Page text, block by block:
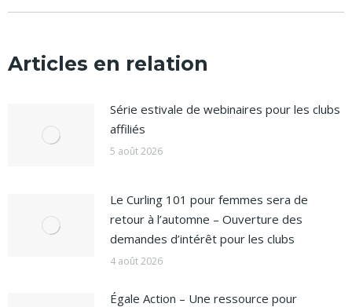
Articles en relation
Série estivale de webinaires pour les clubs
affiliés
5 août 2026
Le Curling 101 pour femmes sera de
retour à l’automne – Ouverture des
demandes d’intérêt pour les clubs
4 août 2026
Égale Action – Une ressource pour